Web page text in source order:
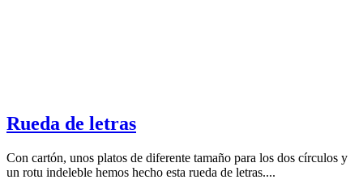
Rueda de letras
Con cartón, unos platos de diferente tamaño para los dos círculos y
un rotu indeleble hemos hecho esta rueda de letras....